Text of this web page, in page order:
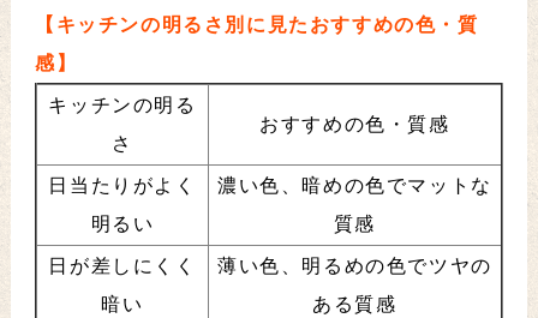
【キッチンの明るさ別に見たおすすめの色・質
感】
キッチンの明る
さ
おすすめの色・質感
日当たりがよく
明るい
濃い色、暗めの色でマットな
質感
日が差しにくく
暗い
薄い色、明るめの色でツヤの
ある質感